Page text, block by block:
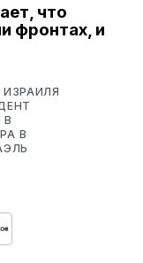
что
фронтах, и
В
В